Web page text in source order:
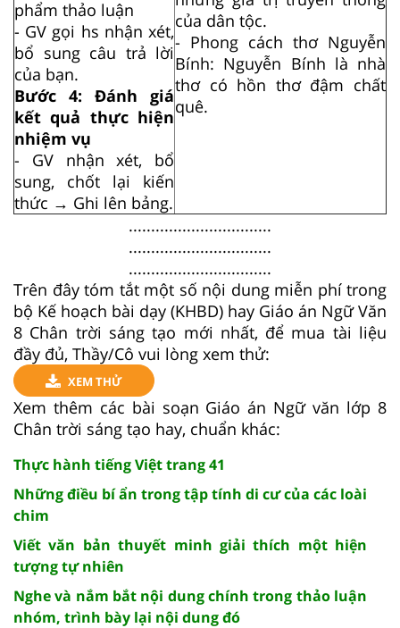
phẩm thảo luận
- GV gọi hs nhận xét,
bổ sung câu trả lời
của bạn.
Bước 4: Đánh giá
kết quả thực hiện
nhiệm vụ
- GV nhận xét, bổ
sung, chốt lại kiến
thức → Ghi lên bảng.
của dân tộc.
- Phong cách thơ Nguyễn
Bính: Nguyễn Bính là nhà
thơ có hồn thơ đậm chất
quê.
................................
................................
................................
Trên đây tóm tắt một số nội dung miễn phí trong
bộ Kế hoạch bài dạy (KHBD) hay Giáo án Ngữ Văn
8 Chân trời sáng tạo mới nhất, để mua tài liệu
đầy đủ, Thầy/Cô vui lòng xem thử:
XEM THỬ
Xem thêm các bài soạn Giáo án Ngữ văn lớp 8
Chân trời sáng tạo hay, chuẩn khác:
Thực hành tiếng Việt trang 41
Những điều bí ẩn trong tập tính di cư của các loài
chim
Viết văn bản thuyết minh giải thích một hiện
tượng tự nhiên
Nghe và nắm bắt nội dung chính trong thảo luận
nhóm, trình bày lại nội dung đó